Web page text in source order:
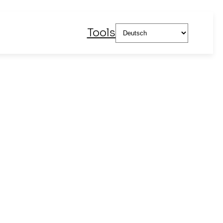
Tools Sprache
auswählen